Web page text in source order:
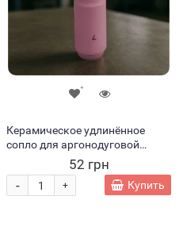
Керамическое удлинённое
сопло для аргонодуговой
горелки (TIG) №7L, d 11 мм
1187 (JS)
52 грн
+
- Купить